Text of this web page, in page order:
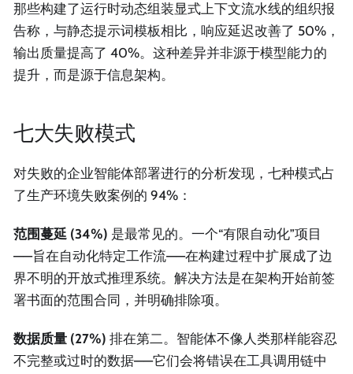
那些构建了运行时动态组装显式上下文流水线的组织报
告称，与静态提示词模板相比，响应延迟改善了 50%，
输出质量提高了 40%。这种差异并非源于模型能力的
提升，而是源于信息架构。
七大失败模式
对失败的企业智能体部署进行的分析发现，七种模式占
了生产环境失败案例的 94%：
范围蔓延 (34%) 是最常见的。一个“有限自动化”项目
——旨在自动化特定工作流——在构建过程中扩展成了边
界不明的开放式推理系统。解决方法是在架构开始前签
署书面的范围合同，并明确排除项。
数据质量 (27%) 排在第二。智能体不像人类那样能容忍
不完整或过时的数据——它们会将错误在工具调用链中